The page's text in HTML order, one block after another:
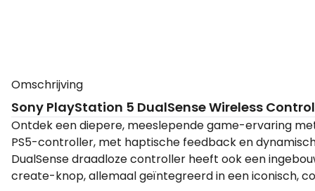
Omschrijving
Sony PlayStation 5 DualSense Wireless
Ontdek een diepere, meeslepende game-ervaring
PS5-controller, met haptische feedback en
DualSense draadloze controller heeft ook een
create-knop, allemaal geïntegreerd in een iconisch,